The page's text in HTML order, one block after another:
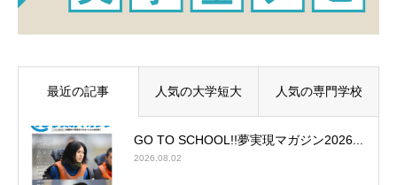
最近の記事 人気の大学短大 人気の専門学校
GO TO SCHOOL!!夢実現マガジン2026...
2026.08.02